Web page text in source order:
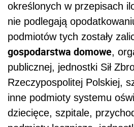
określonych w przepisach
nie podlegają
podmiotów tych zostały
gospodarstwa domowe,
publicznej, jednostki Sił
Rzeczypospolitej Polskiej,
inne podmioty systemu
dziecięce, szpitale,